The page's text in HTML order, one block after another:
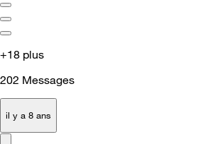
+18 plus
202 Messages
il y a 8 ans